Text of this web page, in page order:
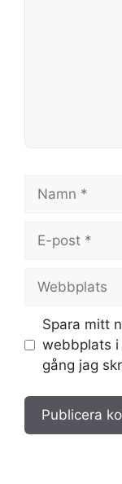
post
Spara mitt
webbplats i
gång jag